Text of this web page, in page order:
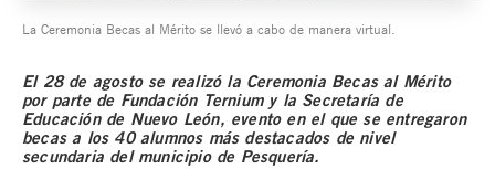
La Ceremonia Becas al Mérito se llevó a cabo de manera virtual.
El 28 de agosto se realizó la Ceremonia Becas al Mérito
por parte de Fundación Ternium y la Secretaría de
Educación de Nuevo León, evento en el que se entregaron
becas a los 40 alumnos más destacados de nivel
secundaria del municipio de Pesquería.